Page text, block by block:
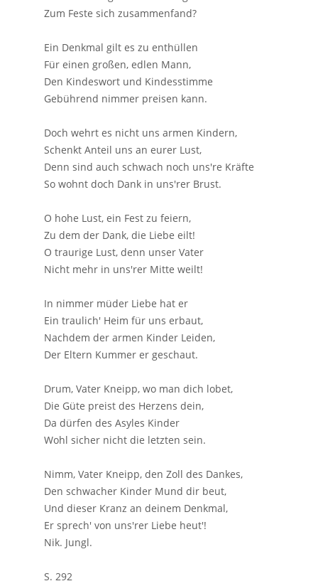
Zum Feste sich zusammenfand?
Ein Denkmal gilt es zu enthüllen
Für einen großen, edlen Mann,
Den Kindeswort und Kindesstimme
Gebührend nimmer preisen kann.
Doch wehrt es nicht uns armen Kindern,
Schenkt Anteil uns an eurer Lust,
Denn sind auch schwach noch uns're Kräfte
So wohnt doch Dank in uns'rer Brust.
O hohe Lust, ein Fest zu feiern,
Zu dem der Dank, die Liebe eilt!
O traurige Lust, denn unser Vater
Nicht mehr in uns'rer Mitte weilt!
In nimmer müder Liebe hat er
Ein traulich' Heim für uns erbaut,
Nachdem der armen Kinder Leiden,
Der Eltern Kummer er geschaut.
Drum, Vater Kneipp, wo man dich lobet,
Die Güte preist des Herzens dein,
Da dürfen des Asyles Kinder
Wohl sicher nicht die letzten sein.
Nimm, Vater Kneipp, den Zoll des Dankes,
Den schwacher Kinder Mund dir beut,
Und dieser Kranz an deinem Denkmal,
Er sprech' von uns'rer Liebe heut'!
Nik. Jungl.
S. 292